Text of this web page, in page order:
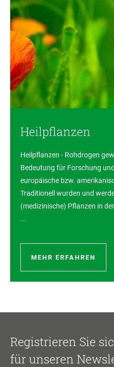
Heilpflanzen
Heilpflanzen - Rohdrogen
Bedeutung für Forschung
europäische bzw.
Traditionell wurden und
(medizinische) Pflanzen in
...
MEHR ERFAHREN
Registrieren Sie
für unseren